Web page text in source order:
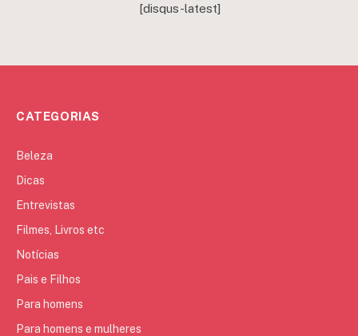
[disqus-latest]
CATEGORIAS
Beleza
Dicas
Entrevistas
Filmes, Livros etc
Notícias
Pais e Filhos
Para homens
Para homens e mulheres